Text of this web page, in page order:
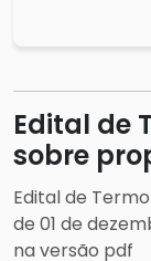
Edital de
sobre
Edital de
de 01 de
na versão pdf